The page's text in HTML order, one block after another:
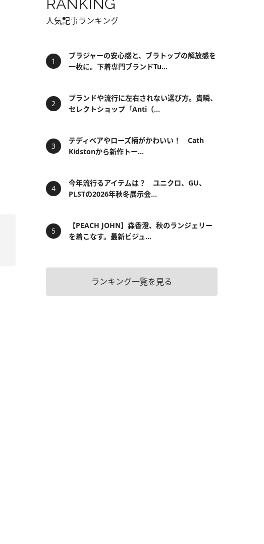
RANKING
人気記事ランキング
ブラジャーの安心感と、ブラトップの解放感を
一枚に。下着専門ブランドTu...
ブランドや流行に左右されない選び方。貴瞬、
セレクトショップ「Anti（...
テディベアやローズ柄がかわいい！ Cath
Kidstonから新作トー...
今年流行るアイテムは？ ユニクロ、GU、
PLSTの2026年秋冬展示会...
【PEACH JOHN】森香澄、秋のランジェリー
を着こなす。最新ビジュ...
ランキング一覧を見る